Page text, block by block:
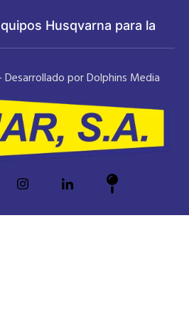
Husqvarna para la
Desarrollado por Dolphins Media